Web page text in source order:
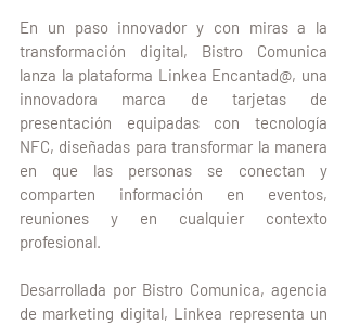
En un paso innovador y con miras a la
transformación digital, Bistro Comunica
lanza la plataforma Linkea Encantad@, una
innovadora marca de tarjetas de
presentación equipadas con tecnología
NFC, diseñadas para transformar la manera
en que las personas se conectan y
comparten información en eventos,
reuniones y en cualquier contexto
profesional.
Desarrollada por Bistro Comunica, agencia
de marketing digital, Linkea representa un